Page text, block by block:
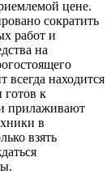
цене.
сократить
работ и
на
всегда находится
готов к
прилаживают
в
взять